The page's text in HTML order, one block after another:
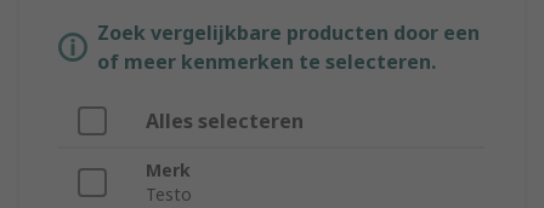
Zoek vergelijkbare producten door een
of meer kenmerken te selecteren.
Alles selecteren
Merk
Testo